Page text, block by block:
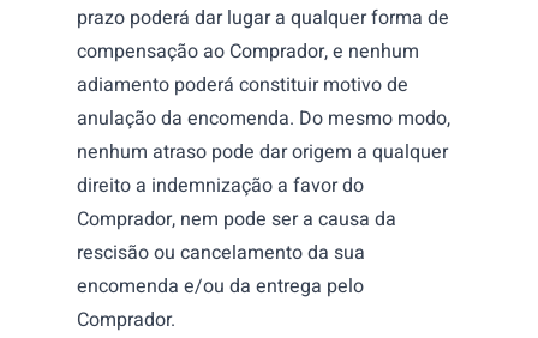
prazo poderá dar lugar a qualquer forma de
compensação ao Comprador, e nenhum
adiamento poderá constituir motivo de
anulação da encomenda. Do mesmo modo,
nenhum atraso pode dar origem a qualquer
direito a indemnização a favor do
Comprador, nem pode ser a causa da
rescisão ou cancelamento da sua
encomenda e/ou da entrega pelo
Comprador.